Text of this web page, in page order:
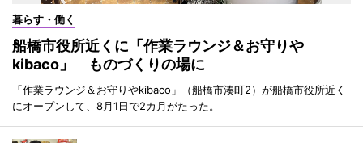
暮らす・働く
船橋市役所近くに「作業ラウンジ＆お守りや
kibaco」 ものづくりの場に
「作業ラウンジ＆お守りやkibaco」（船橋市湊町2）が船橋市役所近く
にオープンして、8月1日で2カ月がたった。